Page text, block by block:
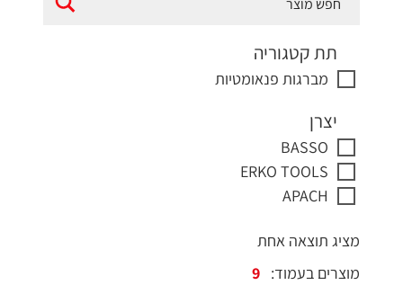
מציג תוצאה אחת
מוצרים בעמוד:
תת קטגוריה
מברגות פנאומטיות
יצרן
BASSO
ERKO TOOLS
APACH